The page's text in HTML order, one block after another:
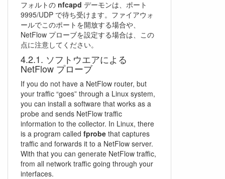
フォルトの nfcapd デーモンは、ポート
9995/UDP で待ち受けます。ファイアウォ
ールでこのポートを開放する場合や、
NetFlow プローブを設定する場合は、この
点に注意してください。
ソフトウエアによる
NetFlow プローブ
If you do not have a NetFlow router, but
your traffic “goes” through a Linux system,
you can install a software that works as a
probe and sends NetFlow traffic
information to the collector. In Linux, there
is a program called fprobe that captures
traffic and forwards it to a NetFlow server.
With that you can generate NetFlow traffic,
from all network traffic going through your
interfaces.